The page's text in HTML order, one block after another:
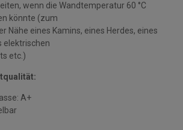
wenn die Wandtemperatur 60 °C
könnte (zum
Nähe eines Kamins, eines Herdes, eines
elektrischen
etc.)
A+